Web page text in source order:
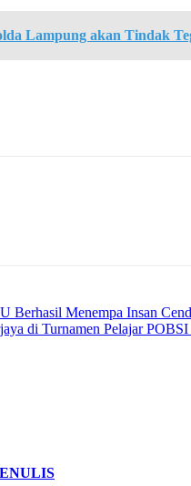
Lampung akan Tindak
Berhasil Menempa Insan
di Turnamen Pelajar